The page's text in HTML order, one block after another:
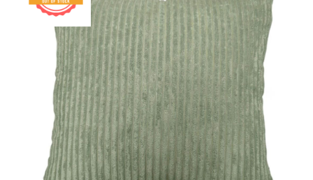
מערכות ישיבה וריהוט
כריות נוי
ריהוט למרפסת
ריהוט לבית
אקססוריז